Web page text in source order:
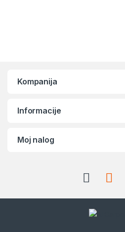
Kompanija
Informacije
Moj nalog